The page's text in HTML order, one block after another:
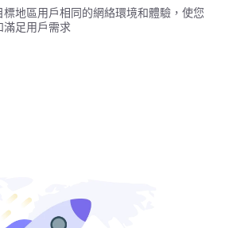
地區用戶相同的網絡環境和體驗，使您
滿足用戶需求